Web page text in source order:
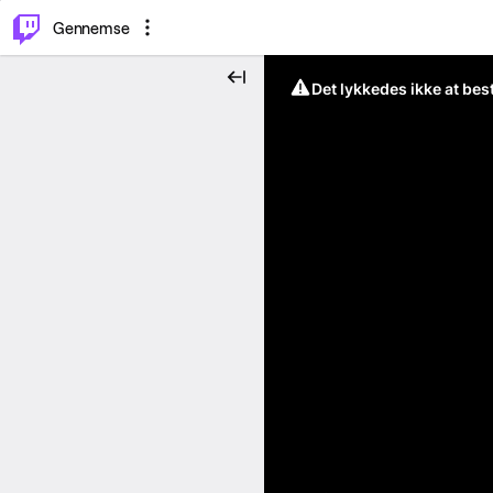
Gennemse
Det lykkedes ikke at